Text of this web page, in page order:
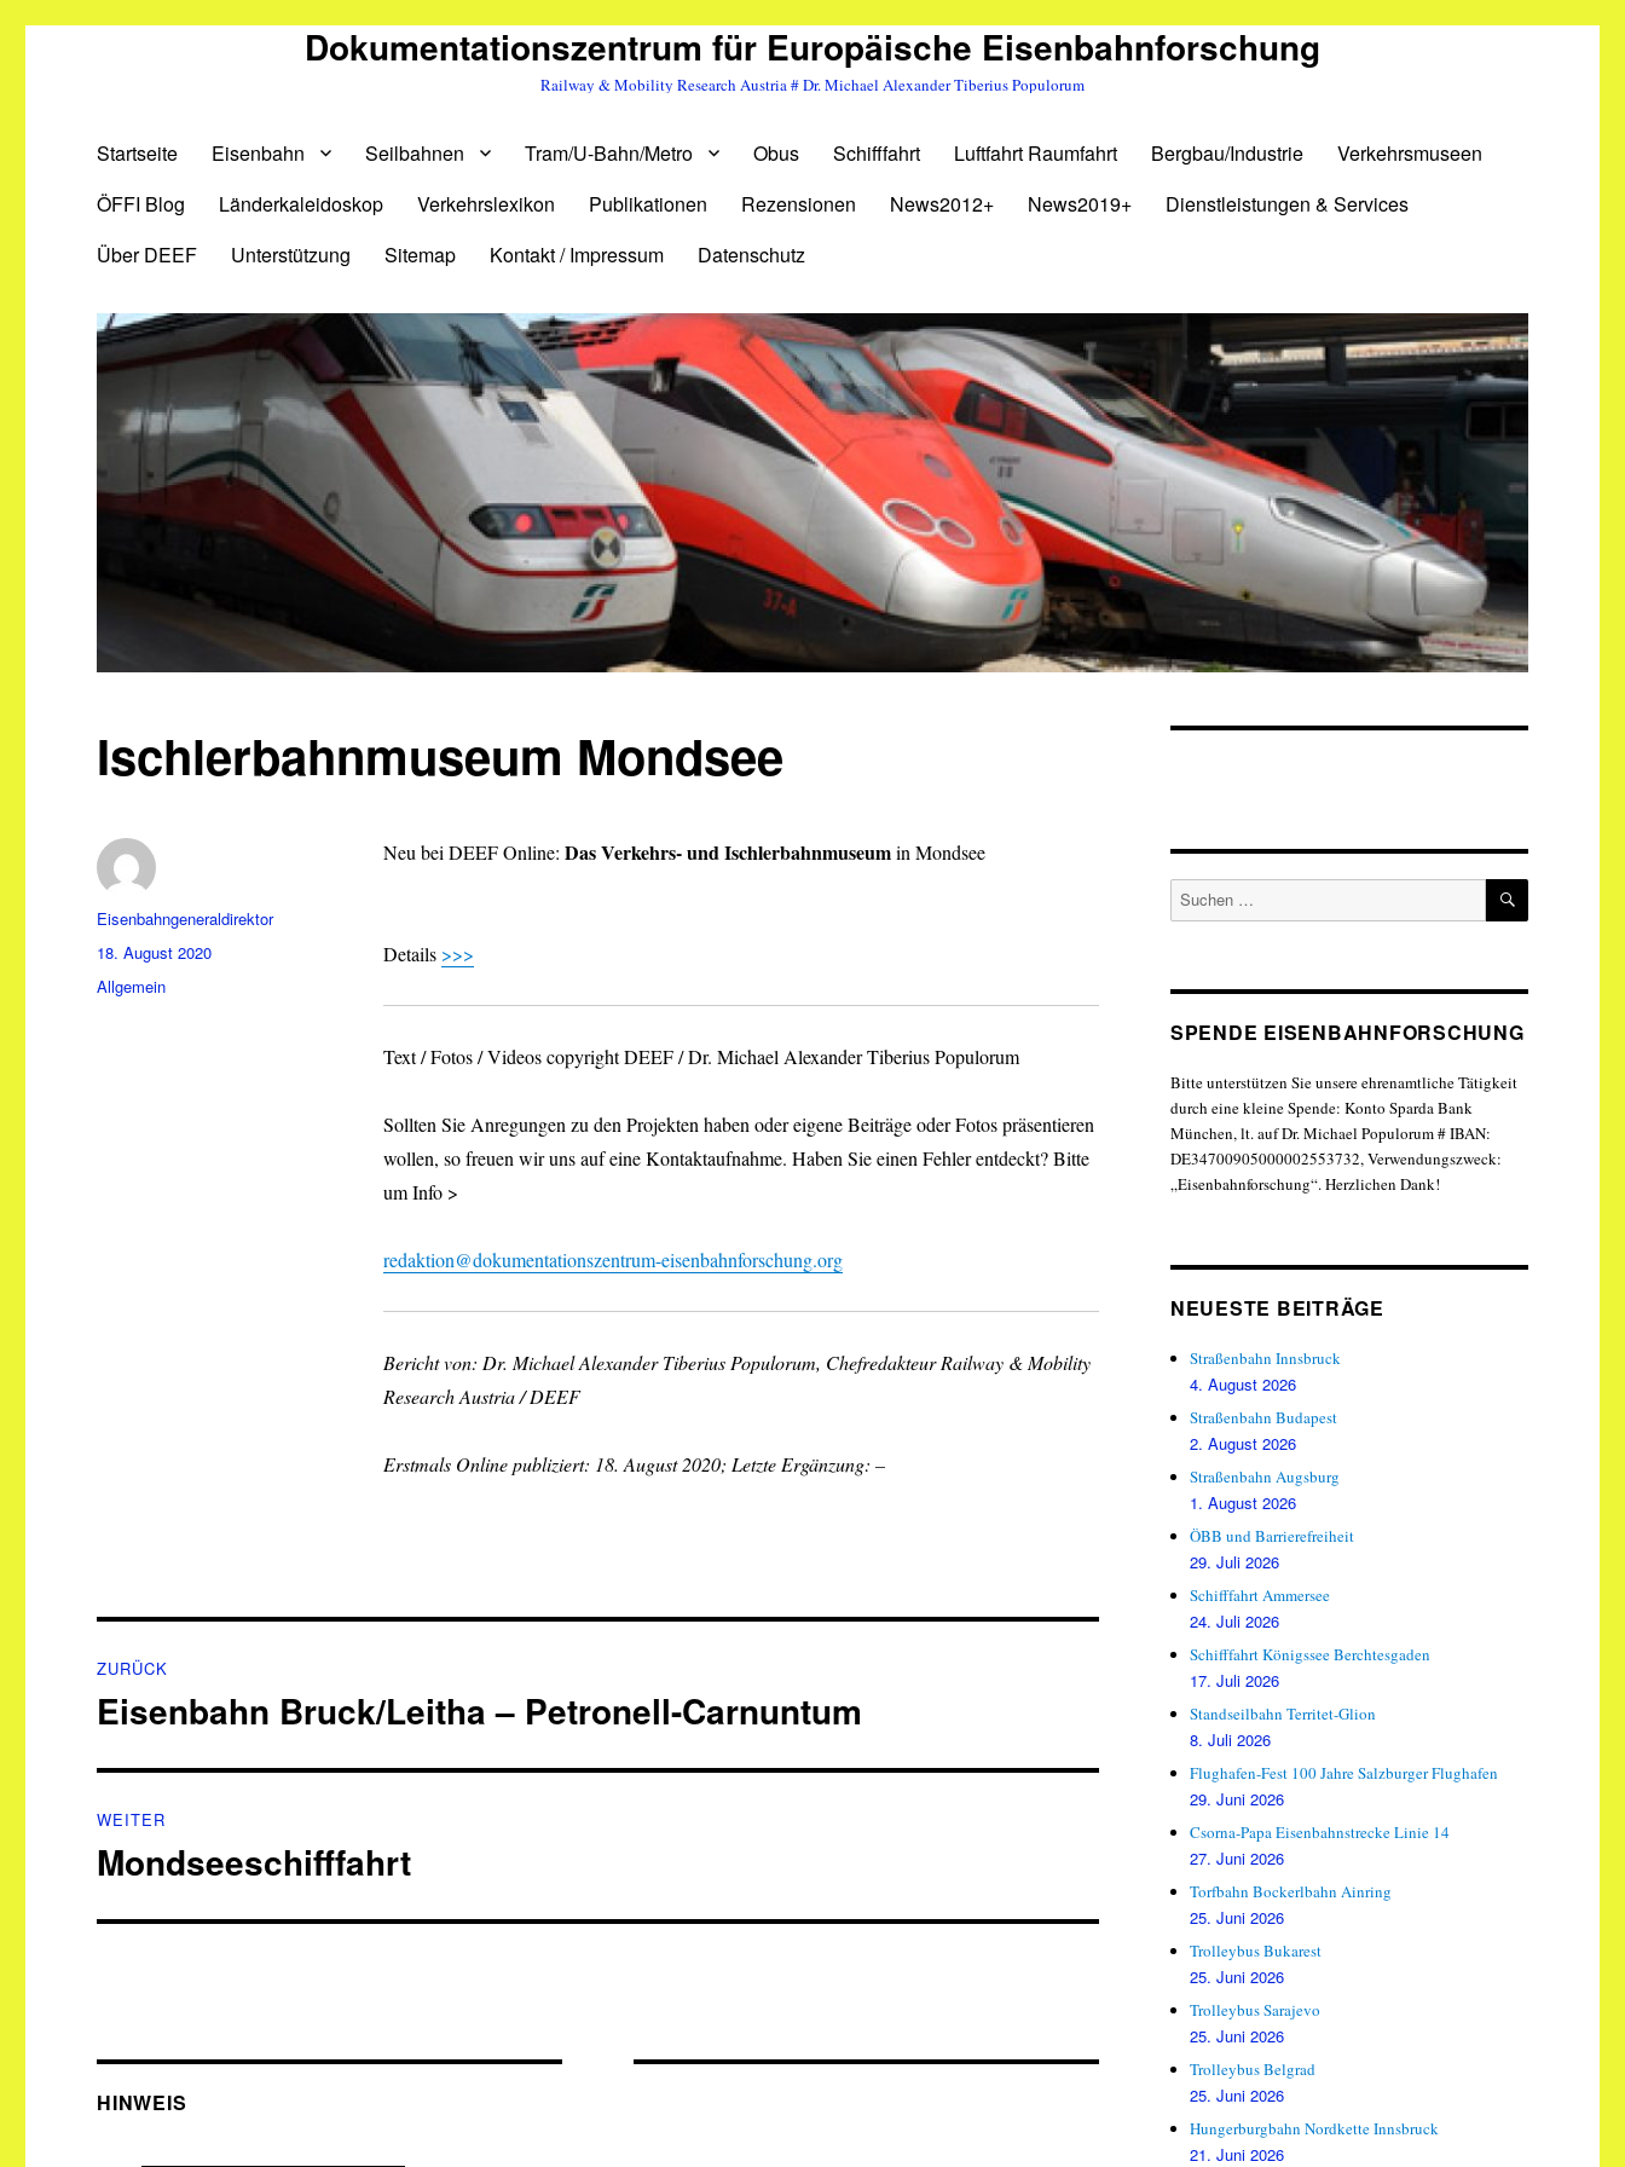
Dokumentationszentrum für Europäische Eisenbahnforschung
Railway & Mobility Research Austria # Dr. Michael Alexander Tiberius Populorum
Startseite Eisenbahn Seilbahnen Tram/U-Bahn/Metro Obus Schifffahrt Luftfahrt Raumfahrt Bergbau/Industrie
Verkehrsmuseen
ÖFFI Blog
Länderkaleidoskop Verkehrslexikon Publikationen Rezensionen News2012+ News2019+
Dienstleistungen & Services
Über DEEF
Unterstützung Sitemap Kontakt / Impressum Datenschutz
Ischlerbahnmuseum Mondsee
Neu bei DEEF Online: Das Verkehrs- und Ischlerbahnmuseumin Mondsee
Details >>>
Text / Fotos / Videos copyright DEEF / Dr. Michael Alexander Tiberius Populorum
Sollten Sie Anregungen zu den Projekten haben oder eigene Beiträge oder Fotos präsentieren
wollen, so freuen wir uns auf eine Kontaktaufnahme. Haben Sie einen Fehler entdeckt? Bitte
um Info >
redaktion@dokumentationszentrum-eisenbahnforschung.org
Bericht von: Dr. Michael Alexander Tiberius Populorum, Chefredakteur Railway & Mobility
Research Austria / DEEF
Erstmals Online publiziert: 18. August 2020; Letzte Ergänzung: –
Autor
Eisenbahngeneraldirektor
Veröffentlicht
am
18. August 2020
Kategorien
Allgemein
ZURÜCK
Vorheriger
Eisenbahn Bruck/Leitha – Petronell-Carnuntum
WEITER
Nächster
Mondseeschifffahrt
HINWEIS
Suche
nach:
SUCHEN
SPENDE EISENBAHNFORSCHUNG
Bitte unterstützen Sie unsere ehrenamtliche Tätigkeit
durch eine kleine Spende: Konto Sparda Bank
München, lt. auf Dr. Michael Populorum # IBAN:
DE34700905000002553732, Verwendungszweck:
„Eisenbahnforschung“. Herzlichen Dank!
NEUESTE BEITRÄGE
Straßenbahn Innsbruck
4. August 2026
Straßenbahn Budapest
2. August 2026
Straßenbahn Augsburg
1. August 2026
ÖBB und Barrierefreiheit
29. Juli 2026
Schifffahrt Ammersee
24. Juli 2026
Schifffahrt Königssee Berchtesgaden
17. Juli 2026
Standseilbahn Territet-Glion
8. Juli 2026
Flughafen-Fest 100 Jahre Salzburger Flughafen
29. Juni 2026
Csorna-Papa Eisenbahnstrecke Linie 14
27. Juni 2026
Torfbahn Bockerlbahn Ainring
25. Juni 2026
Trolleybus Bukarest
25. Juni 2026
Trolleybus Sarajevo
25. Juni 2026
Trolleybus Belgrad
25. Juni 2026
Hungerburgbahn Nordkette Innsbruck
21. Juni 2026